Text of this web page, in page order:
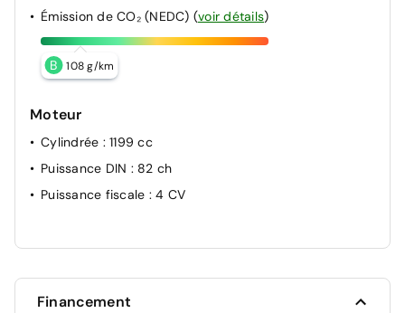
Émission de CO₂ (NEDC) (voir détails)
B 108 g/km
Moteur
Cylindrée : 1199 cc
Puissance DIN : 82 ch
Puissance fiscale : 4 CV
Financement